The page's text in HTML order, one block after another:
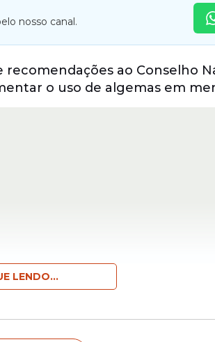
nosso canal.
ao Conselho
o uso de algemas em
11, que estabeleceu
LENDO...